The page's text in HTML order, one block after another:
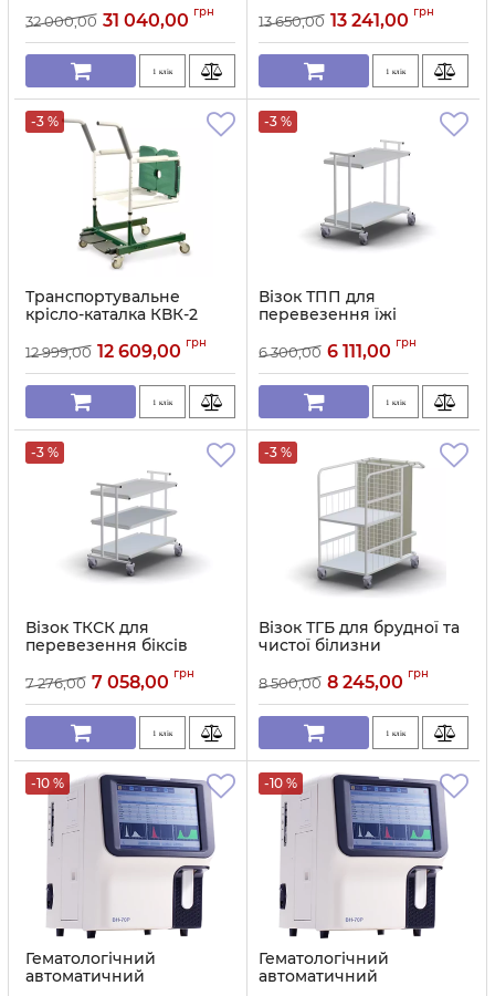
Артикул: 11703
32 000,00 31 040,00 грн
1 клік
пацієнтів
Артикул: 11702
13 650,00 13 241,00 грн
1 клік
-3 %
Транспортувальне
крісло-каталка КВК-2
пацієнтів
Артикул: 11701
12 999,00 12 609,00 грн
1 клік
-3 %
Візок ТПП для
перевезення їжі
6 300,00 6 111,00 грн
1 клік
-3 %
Візок ТКСК для
перевезення біксів
7 276,00 7 058,00 грн
1 клік
-3 %
Візок ТГБ для брудної та
чистої білизни
8 500,00 8 245,00 грн
1 клік
-10 %
Гематологічний
автоматичний
-10 %
Гематологічний
автоматичний